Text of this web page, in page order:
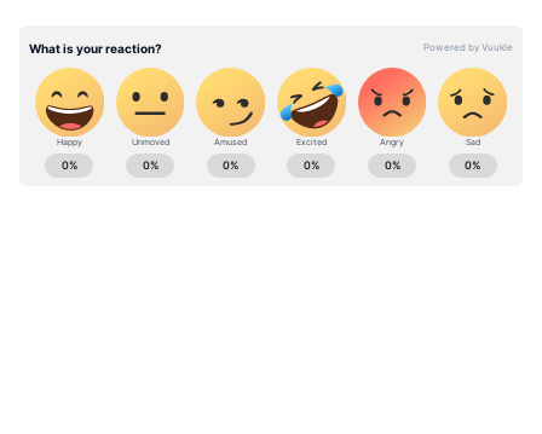
వచ్చారు. అక్కడ టీపీసీసీ చీఫ్ రేవంత్ రెడ్డి, కోమటిరెడ్డి
వెంకట్‌రెడ్డిల సమావేశంతో టీ కాంగ్రెస్‌లో పరిణామాలు
ఆసక్తికరంగా మారిన సంగతి తెలిసిందే. ఈ తరుణంలో
కొండా సురేఖ.. కోమటిరెడ్డి వెంకట్‌రెడ్డిని సస్పెండ్ చేయాలని
అనడం తీవ్ర దుమారం రేపే అవకాశాలు కనిపిస్తున్నాయి.
ABOUT THE AUTHOR